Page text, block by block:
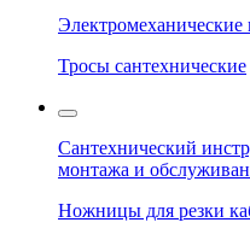
Тросы сантехнические
Сантехнический
монтажа и
Ножницы для резки